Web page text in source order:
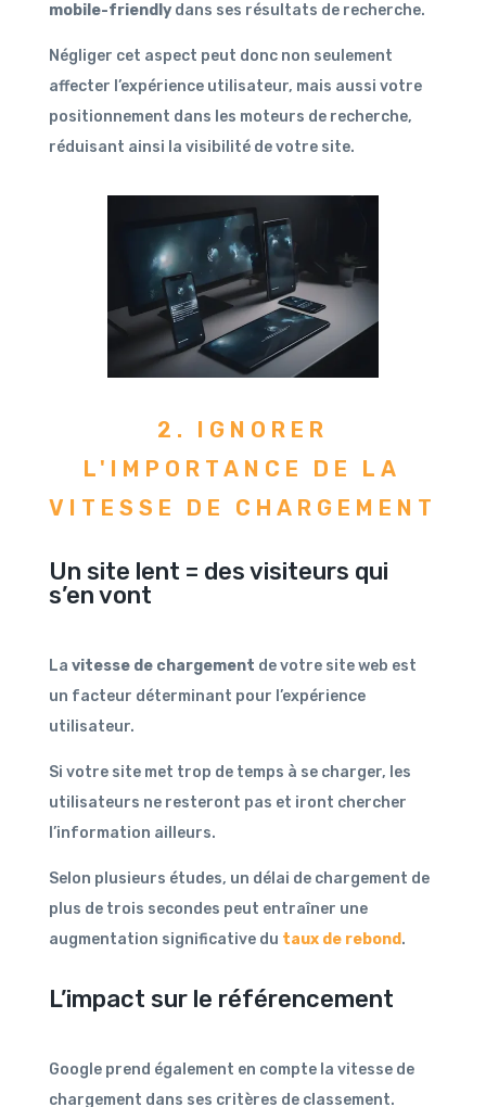
mobile-friendlydans ses résultats de recherche.
Négliger cet aspect peut donc non seulement
affecter l’expérience utilisateur, mais aussi votre
positionnement dans les moteurs de recherche,
réduisant ainsi la visibilité de votre site.
2. IGNORER
L'IMPORTANCE DE LA
VITESSE DE CHARGEMENT
Un site lent = des visiteurs qui
s’en vont
La vitesse de chargement de votre site web est
un facteur déterminant pour l’expérience
utilisateur.
Si votre site met trop de temps à se charger, les
utilisateurs ne resteront pas et iront chercher
l’information ailleurs.
Selon plusieurs études, un délai de chargement de
plus de trois secondes peut entraîner une
augmentation significative du taux de rebond.
L’impact sur le référencement
Google prend également en compte la vitesse de
chargement dans ses critères de classement.